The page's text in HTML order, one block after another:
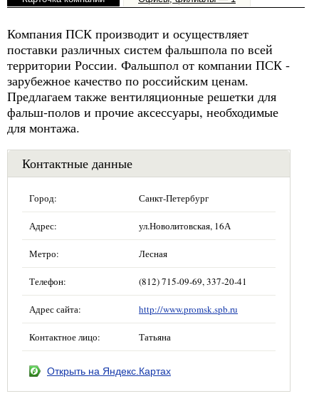
Компания ПСК производит и осуществляет
поставки различных систем фальшпола по всей
территории России. Фальшпол от компании ПСК -
зарубежное качество по российским ценам.
Предлагаем также вентиляционные решетки для
фальш-полов и прочие аксессуары, необходимые
для монтажа.
Контактные данные
Город: Санкт-Петербург
Адрес: ул.Новолитовская, 16А
Метро: Лесная
Телефон: (812) 715-09-69, 337-20-41
Адрес сайта: http://www.promsk.spb.ru
Контактное лицо: Татьяна
Открыть на Яндекс.Картах